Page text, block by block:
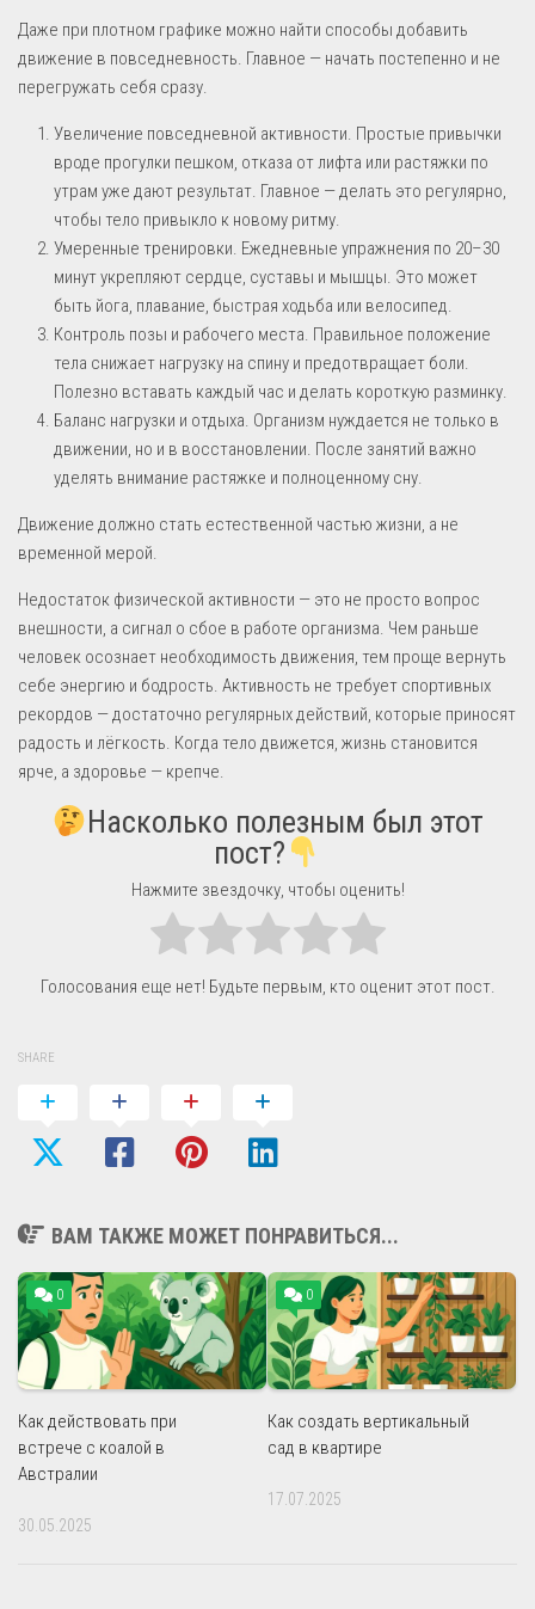
Даже при плотном графике можно найти способы добавить
движение в повседневность. Главное — начать постепенно и не
перегружать себя сразу.
Увеличение повседневной активности. Простые привычки
вроде прогулки пешком, отказа от лифта или растяжки по
утрам уже дают результат. Главное — делать это регулярно,
чтобы тело привыкло к новому ритму.
Умеренные тренировки. Ежедневные упражнения по 20–30
минут укрепляют сердце, суставы и мышцы. Это может
быть йога, плавание, быстрая ходьба или велосипед.
Контроль позы и рабочего места. Правильное положение
тела снижает нагрузку на спину и предотвращает боли.
Полезно вставать каждый час и делать короткую разминку.
Баланс нагрузки и отдыха. Организм нуждается не только в
движении, но и в восстановлении. После занятий важно
уделять внимание растяжке и полноценному сну.
Движение должно стать естественной частью жизни, а не
временной мерой.
Недостаток физической активности — это не просто вопрос
внешности, а сигнал о сбое в работе организма. Чем раньше
человек осознает необходимость движения, тем проще вернуть
себе энергию и бодрость. Активность не требует спортивных
рекордов — достаточно регулярных действий, которые приносят
радость и лёгкость. Когда тело движется, жизнь становится
ярче, а здоровье — крепче.
Насколько полезным был этот
пост?
Нажмите звездочку, чтобы оценить!
Голосования еще нет! Будьте первым, кто оценит этот пост.
SHARE
ВАМ ТАКЖЕ МОЖЕТ ПОНРАВИТЬСЯ...
0
Как действовать при
встрече с коалой в
Австралии
30.05.2025
0
Как создать вертикальный
сад в квартире
17.07.2025